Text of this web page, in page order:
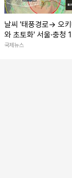
날씨 '태풍경로→ 오
와 초토화' 서울·충청
0mm이상 소나기 주말
국제뉴스